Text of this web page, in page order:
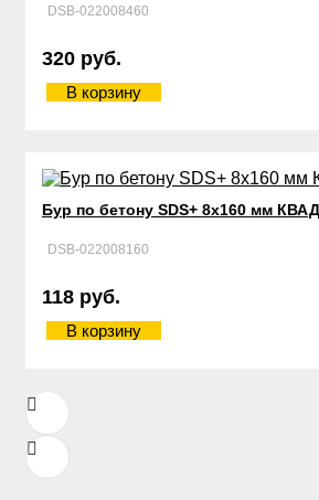
DSB-022008460
320 руб.
В корзину
Бур по бетону SDS+ 8х160 мм
DSB-022008160
118 руб.
В корзину